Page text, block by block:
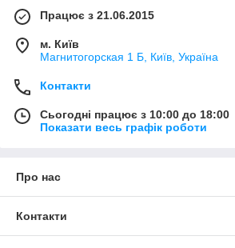
Працює з 21.06.2015
м. Київ
Магнитогорская 1 Б, Київ, Україна
Контакти
Сьогодні працює з 10:00 до 18:00
Показати весь графік роботи
Про нас
Контакти